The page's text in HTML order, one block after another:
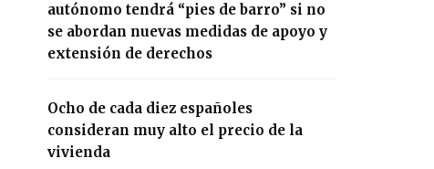
autónomo tendrá “pies de barro” si no
se abordan nuevas medidas de apoyo y
extensión de derechos
Ocho de cada diez españoles
consideran muy alto el precio de la
vivienda